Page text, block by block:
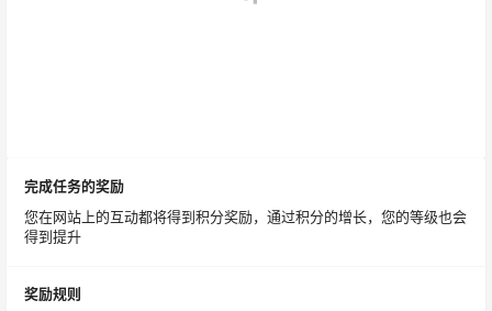
完成任务的奖励
您在网站上的互动都将得到积分奖励，通过积分的增长，您的等级也会
得到提升
奖励规则